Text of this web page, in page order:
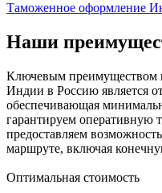
Таможенное оформление
Наши
Ключевым преимуществом
Индии в Россию является
обеспечивающая
гарантируем оперативную
предоставляем
маршруте, включая
Оптимальная стоимость